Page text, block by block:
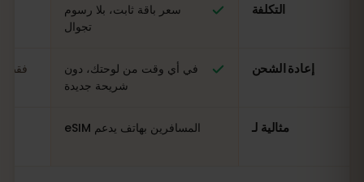
التكلفة
سعر باقة ثابت، بلا رسوم
تجوال
إعادة الشحن
في أي وقت من لوحتك، دون
شريحة جديدة
فقط
مثالية لـ المسافرين بهاتف يدعم eSIM